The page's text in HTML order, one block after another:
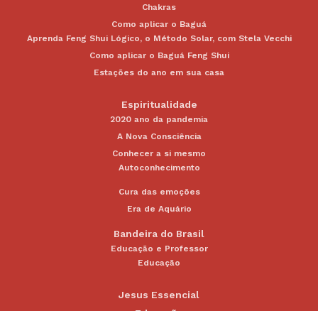
Chakras
Como aplicar o Baguá
Aprenda Feng Shui Lógico, o Método Solar, com Stela Vecchi
Como aplicar o Baguá Feng Shui
Estações do ano em sua casa
Espiritualidade
2020 ano da pandemia
A Nova Consciência
Conhecer a si mesmo
Autoconhecimento
Cura das emoções
Era de Aquário
Bandeira do Brasil
Educação e Professor
Educação
Jesus Essencial